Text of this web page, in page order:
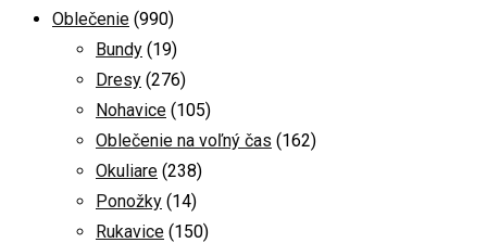
Oblečenie (990)
Bundy (19)
Dresy (276)
Nohavice (105)
Oblečenie na voľný čas (162)
Okuliare (238)
Ponožky (14)
Rukavice (150)